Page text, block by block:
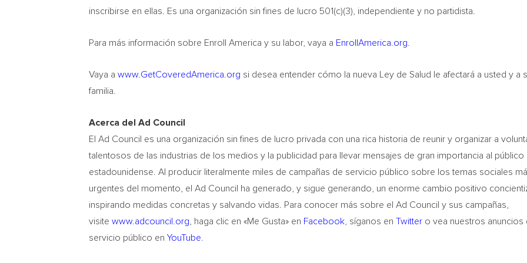
inscribirse en ellas. Es una organización sin fines de lucro 501(c)(3), independiente y no partidista.
Para más información sobre Enroll America y su labor, vaya a EnrollAmerica.org
Vaya awww.GetCoveredAmerica.org si desea entender cómo la nueva Ley de Salud le afectará a usted y a
familia.
Acerca del Ad Council
El Ad Council es una organización sin fines de lucro privada con una rica historia de reunir y organizar a
talentosos de las industrias de los medios y la publicidad para llevar mensajes de gran importancia al público
estadounidense. Al producir literalmente miles de campañas de servicio público sobre los temas sociales
urgentes del momento, el Ad Council ha generado, y sigue generando, un enorme cambio positivo
inspirando medidas concretas y salvando vidas. Para conocer más sobre el Ad Council y sus campañas,
visitewww.adcouncil.org , haga clic en «Me Gusta» en Facebook , síganos enTwitter o vea nuestros anuncios
servicio público enYouTube